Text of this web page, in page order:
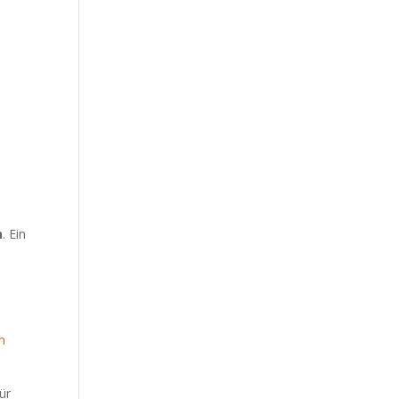
. Ein